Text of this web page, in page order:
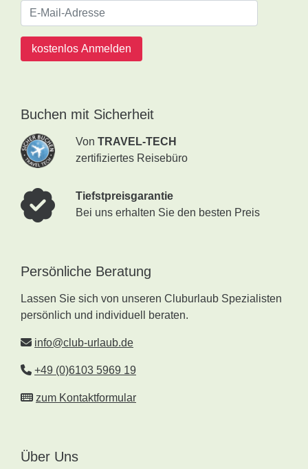
kostenlos Anmelden
Buchen mit Sicherheit
Von TRAVEL-TECH
zertifiziertes Reisebüro
Tiefstpreisgarantie
Bei uns erhalten Sie den besten Preis
Persönliche Beratung
Lassen Sie sich von unseren Cluburlaub Spezialisten
persönlich und individuell beraten.
info@club-urlaub.de
+49 (0)6103 5969 19
zum Kontaktformular
Über Uns